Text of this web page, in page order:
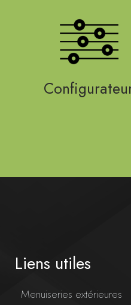
Liens utiles
Menuiseries extérieures